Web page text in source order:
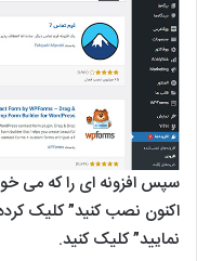
سپس افزونه ای را که می
اکنون نصب کنید” کلیک
نمایید” کلیک کنید.